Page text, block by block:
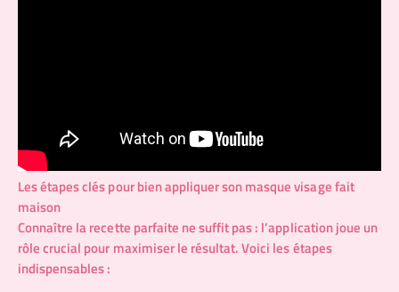
Les étapes clés pour bien appliquer son masque visage fait
maison
Connaître la recette parfaite ne suffit pas : l’application joue un
rôle crucial pour maximiser le résultat. Voici les étapes
indispensables :